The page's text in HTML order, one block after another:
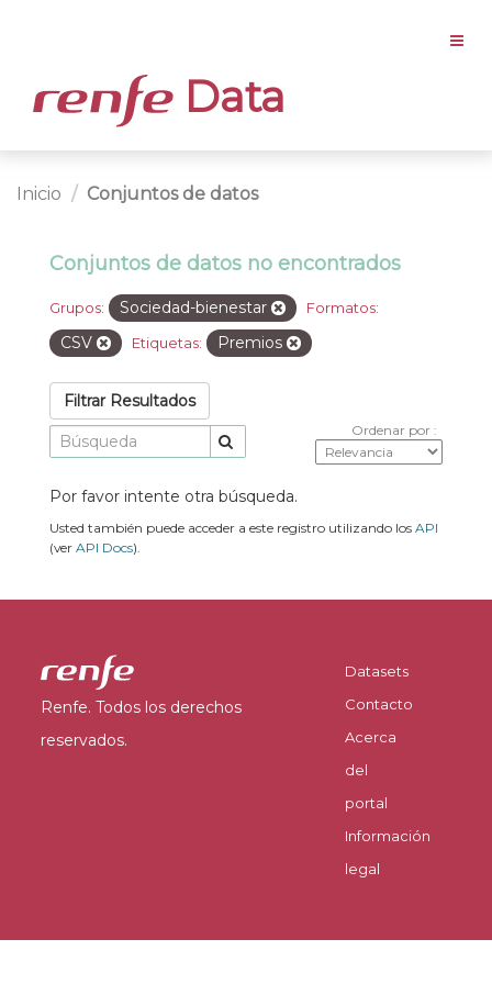
Data
Inicio Conjuntos de datos
Conjuntos de datos no encontrados
Grupos: Sociedad-bienestar Formatos:
CSV Etiquetas: Premios
Filtrar Resultados
Ordenar por
Por favor intente otra búsqueda.
Usted también puede acceder a este registro utilizando los API
(ver API Docs).
Renfe. Todos los derechos
reservados.
Datasets
Contacto
Acerca
del
portal
Información
legal